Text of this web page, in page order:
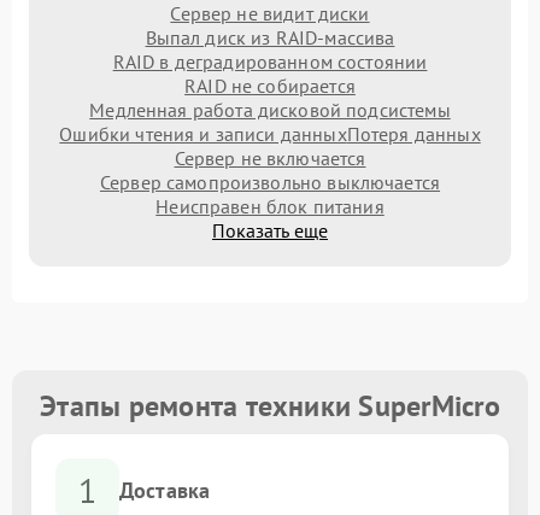
Сервер не видит диски
Выпал диск из RAID-массива
RAID в деградированном состоянии
RAID не собирается
Медленная работа дисковой подсистемы
Ошибки чтения и записи данныхПотеря данных
Сервер не включается
Сервер самопроизвольно выключается
Неисправен блок питания
Показать еще
Этапы ремонта техники SuperMicro
1 Доставка